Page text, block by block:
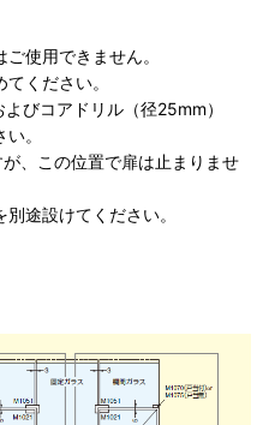
使用できません。
ください。
びコアドリル（径25mm）
。
、この位置で扉は止まりませ
途設けてください。